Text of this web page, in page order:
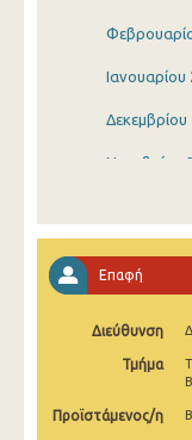
Ιανουαρίου
Δεκεμβρίου
Νοεμβρίου
Αυγούστου
Ιουλίου 2025
Ιουνίου 2025
Μαΐου 2025
Επαφή
Διεύθυνση
Τμήμα
Προϊστάμενος/η